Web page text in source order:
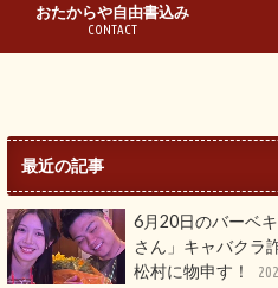
おたからや自由書込み
CONTACT
最近の記事
6月20日のバーベ
さん」キャバクラ
松村に物申す！